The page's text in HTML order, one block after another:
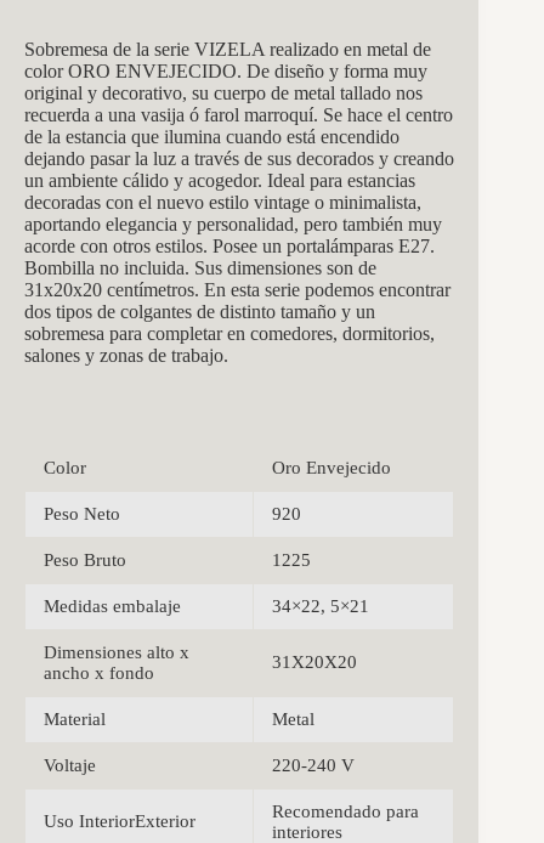
Sobremesa de la serie VIZELA realizado en metal de
color ORO ENVEJECIDO. De diseño y forma muy
original y decorativo, su cuerpo de metal tallado nos
recuerda a una vasija ó farol marroquí. Se hace el centro
de la estancia que ilumina cuando está encendido
dejando pasar la luz a través de sus decorados y creando
un ambiente cálido y acogedor. Ideal para estancias
decoradas con el nuevo estilo vintage o minimalista,
aportando elegancia y personalidad, pero también muy
acorde con otros estilos. Posee un portalámparas E27.
Bombilla no incluida. Sus dimensiones son de
31x20x20 centímetros. En esta serie podemos encontrar
dos tipos de colgantes de distinto tamaño y un
sobremesa para completar en comedores, dormitorios,
salones y zonas de trabajo.
Color Oro Envejecido
Peso Neto 920
Peso Bruto 1225
Medidas embalaje 34×22, 5×21
Dimensiones alto x
ancho x fondo
31X20X20
Material Metal
Voltaje 220-240 V
Uso InteriorExterior
Recomendado para
interiores